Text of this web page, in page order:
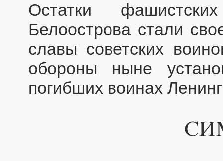
Остатки
Белоострова стали
славы советских
обороны ныне
погибших воинах